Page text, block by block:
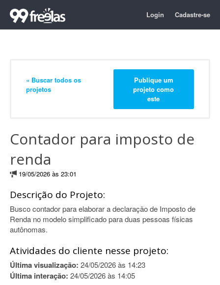
Login Cadastre-se
« Buscar todos os
projetos
Publique um
projeto como
este
Contador para imposto de
renda
19/05/2026 às 23:01
Descrição do Projeto:
Busco contador para elaborar a declaração de Imposto de
Renda no modelo simplificado para duas pessoas físicas
autônomas.
Atividades do cliente nesse projeto:
Última visualização: 24/05/2026 às 14:23
Última interação: 24/05/2026 às 14:05